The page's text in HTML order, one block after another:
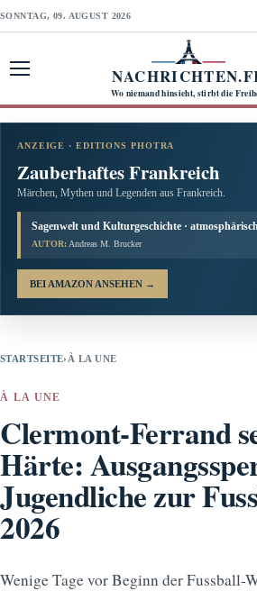
SONNTAG, 09. AUGUST 2026
Wo niemand hinsieht, stirbt die
ANZEIGE · EDITIONS PHOTRA
Zauberhaftes Frankreich
Märchen, Mythen und Legenden aus Frankreich.
Sagenwelt und Kulturgeschichte ·
AUTOR: Andreas M. Brucker
BEI AMAZON ANSEHEN →
STARTSEITE› À LA UNE
À LA UNE
Clermont-Ferrand
Härte:
Jugendliche zur
2026
Wenige Tage vor Beginn der Fussball-